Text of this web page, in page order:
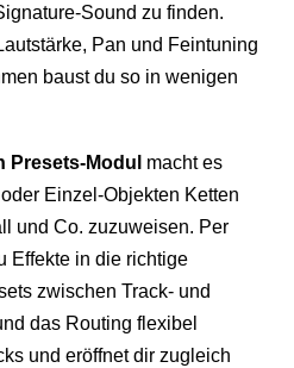
Sound zu finden.
Pan und Feintuning
baust du so in wenigen
Presets-Modul macht es
Einzel-Objekten Ketten
und Co. zuzuweisen. Per
Effekte in die richtige
zwischen Track- und
das Routing flexibel
und eröffnet dir zugleich